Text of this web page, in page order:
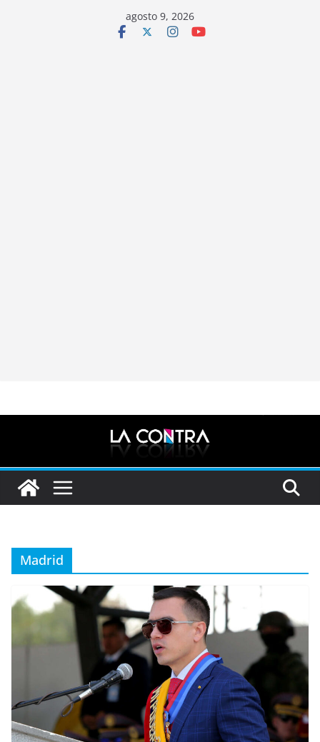
agosto 9, 2026
Madrid